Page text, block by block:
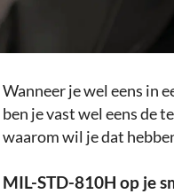
Wanneer je wel eens in
ben je vast wel eens de
waarom wil je dat
MIL-STD-810H op je